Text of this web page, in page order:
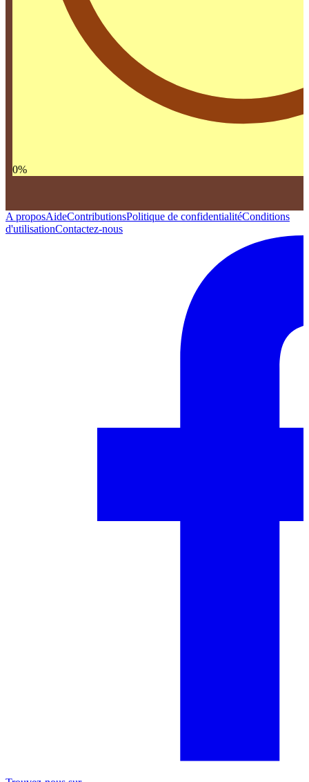
0%
A proposAideContributionsPolitique de confidentialitéConditions
d'utilisationContactez-nous